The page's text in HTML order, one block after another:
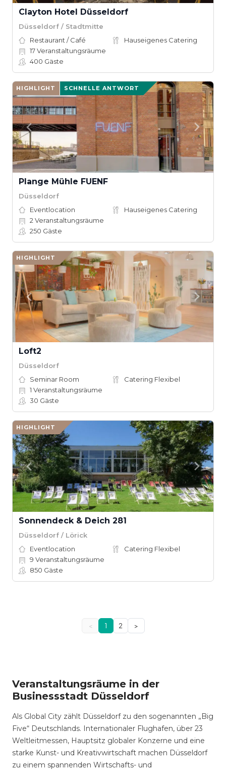
Clayton Hotel Düsseldorf
Düsseldorf / Stadtmitte
Restaurant / Café
Hauseigenes Catering
17Veranstaltungsräume
400 Gäste
HIGHLIGHT SCHNELLE ANTWORT
Plange Mühle FUENF
Düsseldorf
Eventlocation
Hauseigenes Catering
2 Veranstaltungsräume
250 Gäste
HIGHLIGHT
Loft2
Düsseldorf
Seminar Room
Catering Flexibel
1 Veranstaltungsräume
30 Gäste
HIGHLIGHT
Sonnendeck & Deich 281
Düsseldorf / Lörick
Eventlocation
Catering Flexibel
9 Veranstaltungsräume
850 Gäste
< 1 2 >
Veranstaltungsräume in der
Businessstadt Düsseldorf
Als Global City zählt Düsseldorf zu den sogenannten „Big
Five“ Deutschlands. Internationaler Flughafen, über 23
Weltleitmessen, Hauptsitz globaler Konzerne und eine
starke Kunst- und Kreativwirtschaft machen Düsseldorf
zu einem spannenden Wirtschafts- und